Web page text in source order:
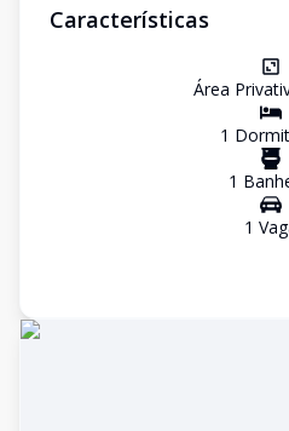
Características
Área
1
1
1